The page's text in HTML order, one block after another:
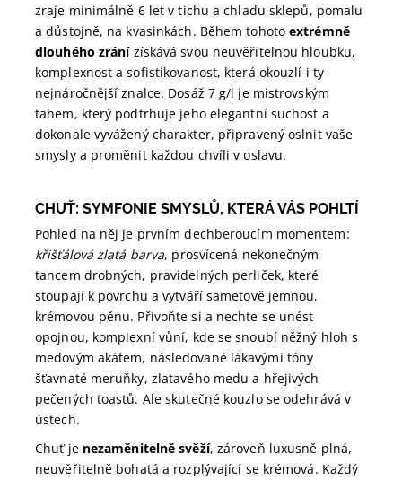
zraje minimálně 6 let v tichu a chladu sklepů, pomalu
a důstojně, na kvasinkách. Během tohotoextrémně
dlouhého zránízískává svou neuvěřitelnou hloubku,
komplexnost a sofistikovanost, která okouzlí i ty
nejnáročnější znalce. Dosáž 7 g/l je mistrovským
tahem, který podtrhuje jeho elegantní suchost a
dokonale vyvážený charakter, připravený oslnit vaše
smysly a proměnit každou chvíli v oslavu.
CHUŤ: SYMFONIE SMYSLŮ, KTERÁ VÁS POHLTÍ
Pohled na něj je prvním dechberoucím momentem:
křišťálová zlatá barva, prosvícená nekonečným
tancem drobných, pravidelných perliček, které
stoupají k povrchu a vytváří sametově jemnou,
krémovou pěnu. Přivoňte si a nechte se unést
opojnou, komplexní vůní, kde se snoubí něžný hloh s
medovým akátem, následované lákavými tóny
šťavnaté meruňky, zlatavého medu a hřejivých
pečených toastů. Ale skutečné kouzlo se odehrává v
ústech.
Chuť je nezaměnitelně svěží, zároveň luxusně plná,
neuvěřitelně bohatá a rozplývající se krémová. Každý